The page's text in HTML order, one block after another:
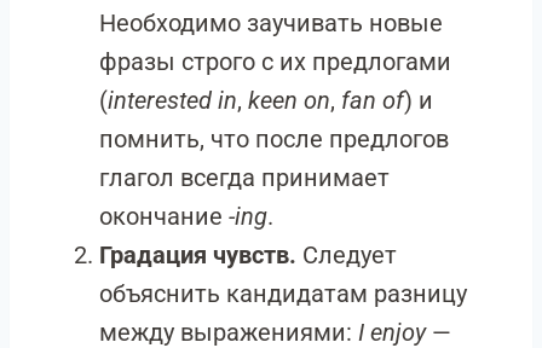
Необходимо заучивать новые
фразы строго с их предлогами
(interested in, keen on, fan of) и
помнить, что после предлогов
глагол всегда принимает
окончание -ing.
Градация чувств. Следует
объяснить кандидатам разницу
между выражениями: I enjoy—